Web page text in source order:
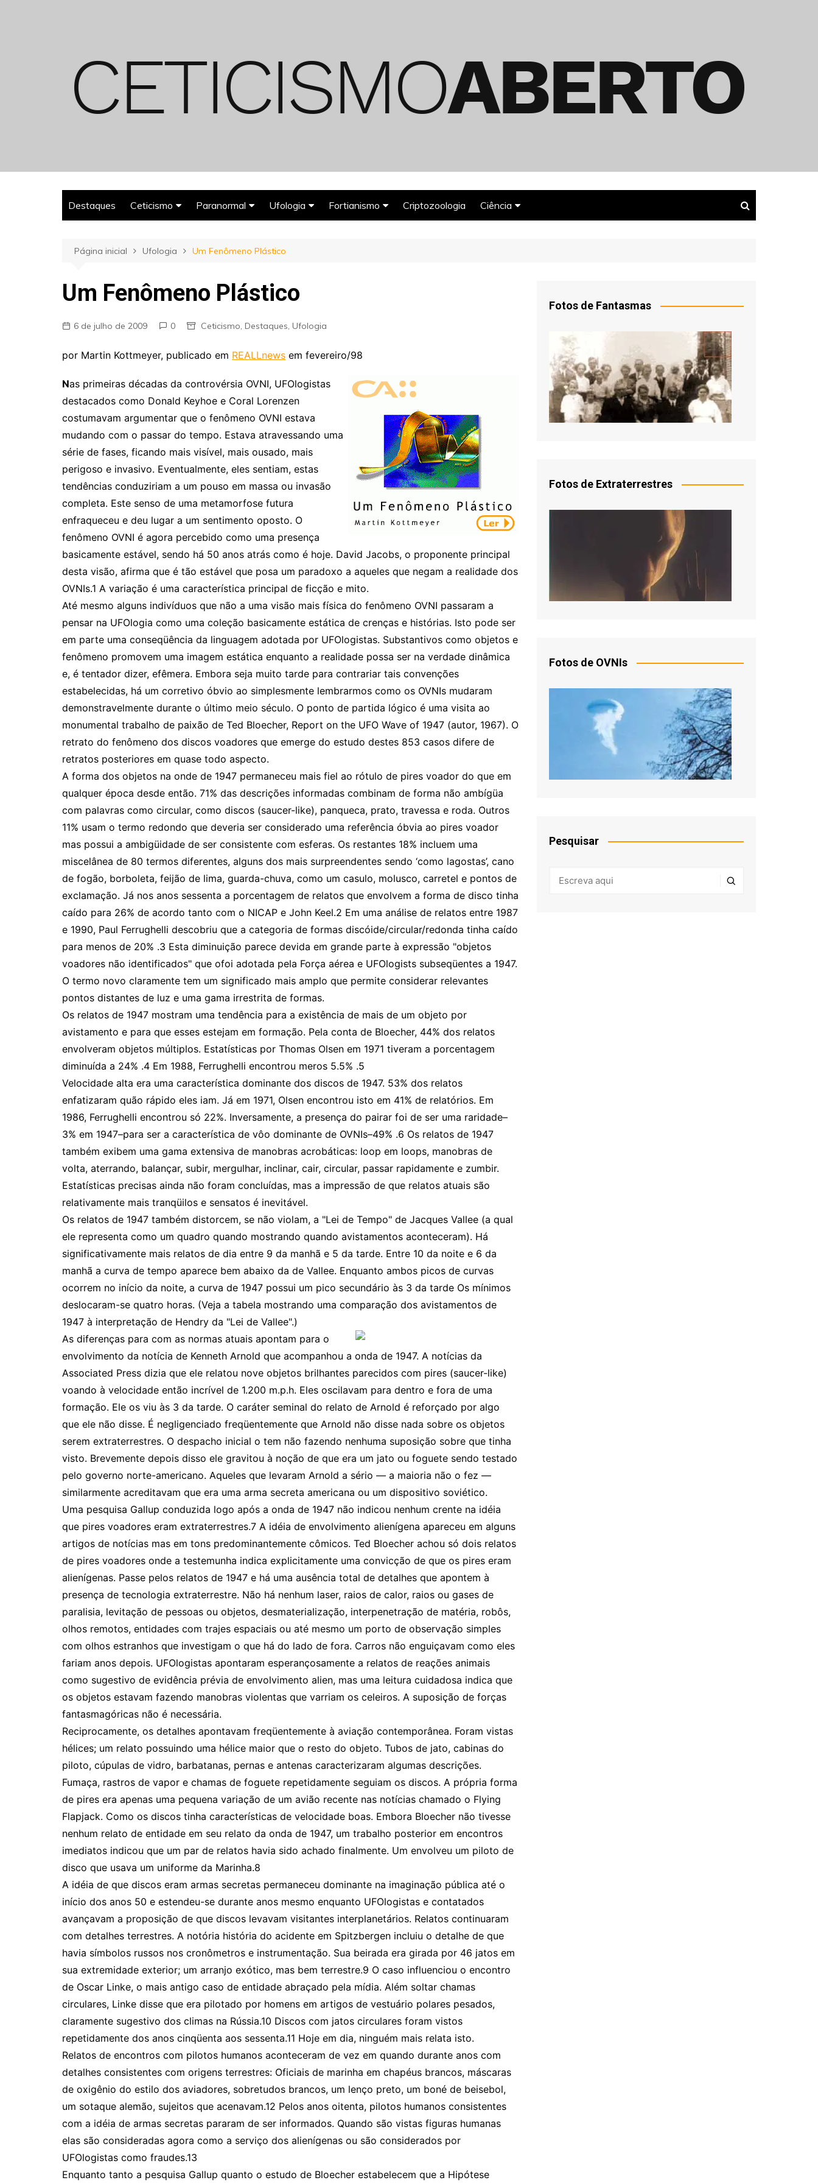
Destaques Ceticismo
Espiritualismo
Pareidolia
Paranormal Ufologia
Deuses Astronautas
Hipótese Psicossocial
Fortianismo Criptozoologia Ciência
Página inicial Ufologia Um Fenômeno Plástico
Um Fenômeno Plástico
6 de julho de 2009 0 Ceticismo, Destaques, Ufologia
por Martin Kottmeyer, publicado em REALLnews em fevereiro/98
Nas primeiras décadas da controvérsia OVNI, UFOlogistas
destacados como Donald Keyhoe e Coral Lorenzen
costumavam argumentar que o fenômeno OVNI estava
mudando com o passar do tempo. Estava atravessando uma
série de fases, ficando mais visível, mais ousado, mais
perigoso e invasivo. Eventualmente, eles sentiam, estas
tendências conduziriam a um pouso em massa ou invasão
completa. Este senso de uma metamorfose futura
enfraqueceu e deu lugar a um sentimento oposto. O
fenômeno OVNI é agora percebido como uma presença
basicamente estável, sendo há 50 anos atrás como é hoje. David Jacobs, o proponente principal
desta visão, afirma que é tão estável que posa um paradoxo a aqueles que negam a realidade dos
OVNIs.1 A variação é uma característica principal de ficção e mito.
Até mesmo alguns indivíduos que não a uma visão mais física do fenômeno OVNI passaram a
pensar na UFOlogia como uma coleção basicamente estática de crenças e histórias. Isto pode ser
em parte uma conseqüência da linguagem adotada por UFOlogistas. Substantivos como objetos e
fenômeno promovem uma imagem estática enquanto a realidade possa ser na verdade dinâmica
e, é tentador dizer, efêmera. Embora seja muito tarde para contrariar tais convenções
estabelecidas, há um corretivo óbvio ao simplesmente lembrarmos como os OVNIs mudaram
demonstravelmente durante o último meio século. O ponto de partida lógico é uma visita ao
monumental trabalho de paixão de Ted Bloecher, Report on the UFO Wave of 1947 (autor, 1967). O
retrato do fenômeno dos discos voadores que emerge do estudo destes 853 casos difere de
retratos posteriores em quase todo aspecto.
A forma dos objetos na onde de 1947 permaneceu mais fiel ao rótulo de pires voador do que em
qualquer época desde então. 71% das descrições informadas combinam de forma não ambígüa
com palavras como circular, como discos (saucer-like), panqueca, prato, travessa e roda. Outros
11% usam o termo redondo que deveria ser considerado uma referência óbvia ao pires voador
mas possui a ambigüidade de ser consistente com esferas. Os restantes 18% incluem uma
miscelânea de 80 termos diferentes, alguns dos mais surpreendentes sendo ‘como lagostas’, cano
de fogão, borboleta, feijão de lima, guarda-chuva, como um casulo, molusco, carretel e pontos de
exclamação. Já nos anos sessenta a porcentagem de relatos que envolvem a forma de disco tinha
caído para 26% de acordo tanto com o NICAP e John Keel.2 Em uma análise de relatos entre 1987
e 1990, Paul Ferrughelli descobriu que a categoria de formas discóide/circular/redonda tinha caído
para menos de 20% .3 Esta diminuição parece devida em grande parte à expressão "objetos
voadores não identificados" que ofoi adotada pela Força aérea e UFOlogists subseqüentes a 1947.
O termo novo claramente tem um significado mais amplo que permite considerar relevantes
pontos distantes de luz e uma gama irrestrita de formas.
Os relatos de 1947 mostram uma tendência para a existência de mais de um objeto por
avistamento e para que esses estejam em formação. Pela conta de Bloecher, 44% dos relatos
envolveram objetos múltiplos. Estatísticas por Thomas Olsen em 1971 tiveram a porcentagem
diminuída a 24% .4 Em 1988, Ferrughelli encontrou meros 5.5% .5
Velocidade alta era uma característica dominante dos discos de 1947. 53% dos relatos
enfatizaram quão rápido eles iam. Já em 1971, Olsen encontrou isto em 41% de relatórios. Em
1986, Ferrughelli encontrou só 22%. Inversamente, a presença do pairar foi de ser uma raridade–
3% em 1947–para ser a característica de vôo dominante de OVNIs–49% .6 Os relatos de 1947
também exibem uma gama extensiva de manobras acrobáticas: loop em loops, manobras de
volta, aterrando, balançar, subir, mergulhar, inclinar, cair, circular, passar rapidamente e zumbir.
Estatísticas precisas ainda não foram concluídas, mas a impressão de que relatos atuais são
relativamente mais tranqüilos e sensatos é inevitável.
Os relatos de 1947 também distorcem, se não violam, a "Lei de Tempo" de Jacques Vallee (a qual
ele representa como um quadro quando mostrando quando avistamentos aconteceram). Há
significativamente mais relatos de dia entre 9 da manhã e 5 da tarde. Entre 10 da noite e 6 da
manhã a curva de tempo aparece bem abaixo da de Vallee. Enquanto ambos picos de curvas
ocorrem no início da noite, a curva de 1947 possui um pico secundário às 3 da tarde Os mínimos
deslocaram-se quatro horas. (Veja a tabela mostrando uma comparação dos avistamentos de
1947 à interpretação de Hendry da "Lei de Vallee".)
As diferenças para com as normas atuais apontam para o
envolvimento da notícia de Kenneth Arnold que acompanhou a onda de 1947. A notícias da
Associated Press dizia que ele relatou nove objetos brilhantes parecidos com pires (saucer-like)
voando à velocidade então incrível de 1.200 m.p.h. Eles oscilavam para dentro e fora de uma
formação. Ele os viu às 3 da tarde. O caráter seminal do relato de Arnold é reforçado por algo
que ele não disse. É negligenciado freqüentemente que Arnold não disse nada sobre os objetos
serem extraterrestres. O despacho inicial o tem não fazendo nenhuma suposição sobre que tinha
visto. Brevemente depois disso ele gravitou à noção de que era um jato ou foguete sendo testado
pelo governo norte-americano. Aqueles que levaram Arnold a sério — a maioria não o fez —
similarmente acreditavam que era uma arma secreta americana ou um dispositivo soviético.
Uma pesquisa Gallup conduzida logo após a onda de 1947 não indicou nenhum crente na idéia
que pires voadores eram extraterrestres.7 A idéia de envolvimento alienígena apareceu em alguns
artigos de notícias mas em tons predominantemente cômicos. Ted Bloecher achou só dois relatos
de pires voadores onde a testemunha indica explicitamente uma convicção de que os pires eram
alienígenas. Passe pelos relatos de 1947 e há uma ausência total de detalhes que apontem à
presença de tecnologia extraterrestre. Não há nenhum laser, raios de calor, raios ou gases de
paralisia, levitação de pessoas ou objetos, desmaterialização, interpenetração de matéria, robôs,
olhos remotos, entidades com trajes espaciais ou até mesmo um porto de observação simples
com olhos estranhos que investigam o que há do lado de fora. Carros não enguiçavam como eles
fariam anos depois. UFOlogistas apontaram esperançosamente a relatos de reações animais
como sugestivo de evidência prévia de envolvimento alien, mas uma leitura cuidadosa indica que
os objetos estavam fazendo manobras violentas que varriam os celeiros. A suposição de forças
fantasmagóricas não é necessária.
Reciprocamente, os detalhes apontavam freqüentemente à aviação contemporânea. Foram vistas
hélices; um relato possuindo uma hélice maior que o resto do objeto. Tubos de jato, cabinas do
piloto, cúpulas de vidro, barbatanas, pernas e antenas caracterizaram algumas descrições.
Fumaça, rastros de vapor e chamas de foguete repetidamente seguiam os discos. A própria forma
de pires era apenas uma pequena variação de um avião recente nas notícias chamado o Flying
Flapjack. Como os discos tinha características de velocidade boas. Embora Bloecher não tivesse
nenhum relato de entidade em seu relato da onda de 1947, um trabalho posterior em encontros
imediatos indicou que um par de relatos havia sido achado finalmente. Um envolveu um piloto de
disco que usava um uniforme da Marinha.8
A idéia de que discos eram armas secretas permaneceu dominante na imaginação pública até o
início dos anos 50 e estendeu-se durante anos mesmo enquanto UFOlogistas e contatados
avançavam a proposição de que discos levavam visitantes interplanetários. Relatos continuaram
com detalhes terrestres. A notória história do acidente em Spitzbergen incluiu o detalhe de que
havia símbolos russos nos cronômetros e instrumentação. Sua beirada era girada por 46 jatos em
sua extremidade exterior; um arranjo exótico, mas bem terrestre.9 O caso influenciou o encontro
de Oscar Linke, o mais antigo caso de entidade abraçado pela mídia. Além soltar chamas
circulares, Linke disse que era pilotado por homens em artigos de vestuário polares pesados,
claramente sugestivo dos climas na Rússia.10 Discos com jatos circulares foram vistos
repetidamente dos anos cinqüenta aos sessenta.11 Hoje em dia, ninguém mais relata isto.
Relatos de encontros com pilotos humanos aconteceram de vez em quando durante anos com
detalhes consistentes com origens terrestres: Oficiais de marinha em chapéus brancos, máscaras
de oxigênio do estilo dos aviadores, sobretudos brancos, um lenço preto, um boné de beisebol,
um sotaque alemão, sujeitos que acenavam.12 Pelos anos oitenta, pilotos humanos consistentes
com a idéia de armas secretas pararam de ser informados. Quando são vistas figuras humanas
elas são consideradas agora como a serviço dos alienígenas ou são considerados por
UFOlogistas como fraudes.13
Enquanto tanto a pesquisa Gallup quanto o estudo de Bloecher estabelecem que a Hipótese
Fotos de Fantasmas
Fotos de Extraterrestres
Fotos de OVNIs
Pesquisar